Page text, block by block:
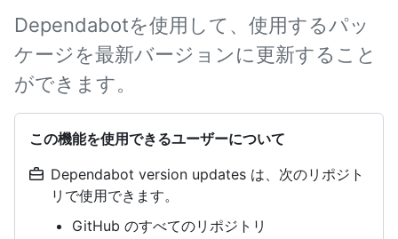
Dependabotを使用して、使用するパッ
ケージを最新バージョンに更新すること
ができます。
この機能を使用できるユーザーについて
Dependabot version updates は、次のリポジト
リで使用できます。
GitHub のすべてのリポジトリ